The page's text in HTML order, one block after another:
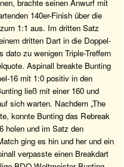
brachte seinen Anwurf mit
140er-Finish über die
1:1 aus. Im dritten Satz
dritten Dart in die Doppel-
zu wenigen Triple-Treffern
Aspinall breakte Bunting
16 mit 1:0 positiv in den
ließ mit einer 160 und
sich warten. Nachdem „The
konnte Bunting das Rebreak
holen und im Satz den
ging es hin und her und ein
verpasste einen Breakdart